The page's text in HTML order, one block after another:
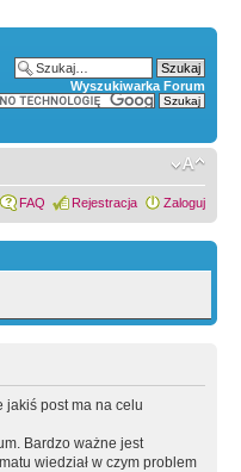
Wyszukiwarka Forum
FAQ Rejestracja Zaloguj
jakiś post ma na celu
Bardzo ważne jest
wiedział w czym problem